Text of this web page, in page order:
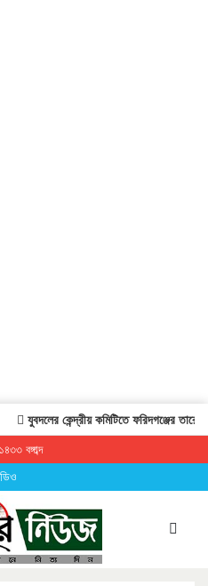
যুবদলের কেন্দ্রীয় কমিটিতে ফরিদগঞ্জের তারেকুর
বঙ্গাব্দ